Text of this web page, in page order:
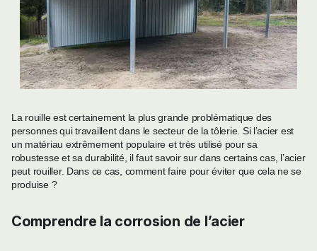
La rouille est certainement la plus grande problématique des
personnes qui travaillent dans le secteur de la tôlerie. Si l’acier est
un matériau extrêmement populaire et très utilisé pour sa
robustesse et sa durabilité, il faut savoir sur dans certains cas, l’acier
peut rouiller. Dans ce cas, comment faire pour éviter que cela ne se
produise ?
Comprendre la corrosion de l’acier